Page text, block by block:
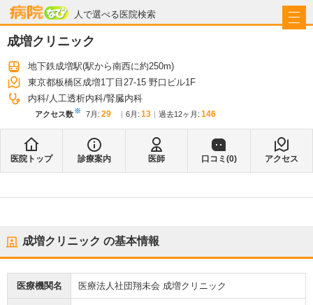
人で選べる医院検索
病院なび
成増クリニック
地下鉄成増駅(駅から南西に約250m)
東京都板橋区成増1丁目27-15 野口ビル1F
内科 人工透析内科 腎臓内科
アクセス数※ 7月 : 29 6月 : 13 過去12ヶ月: 146
医院トップ 診療案内 医師 口コミ(0) アクセス
成増クリニック の基本情報
医療機関名 医療法人社団翔未会 成増クリニック